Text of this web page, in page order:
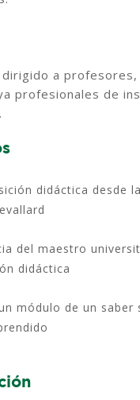
a
profesionales de
didáctica desde
del maestro
didáctica
módulo de un saber